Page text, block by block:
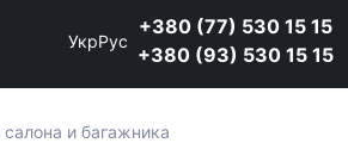
УкрРус
+380 (77) 530 15 15
+380 (93) 530 15 15
салона и багажника